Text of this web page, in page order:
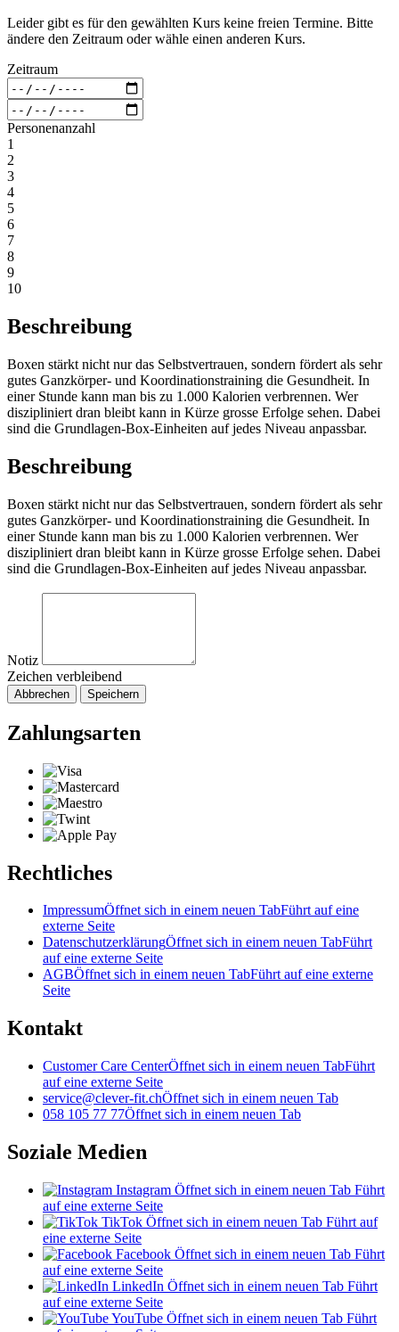
Leider gibt es für den gewählten Kurs keine freien Termine. Bitte
ändere den Zeitraum oder wähle einen anderen Kurs.
Zeitraum
Personenanzahl
1
2
3
4
5
6
7
8
9
10
Beschreibung
Boxen stärkt nicht nur das Selbstvertrauen, sondern fördert als sehr
gutes Ganzkörper- und Koordinationstraining die Gesundheit. In
einer Stunde kann man bis zu 1.000 Kalorien verbrennen. Wer
diszipliniert dran bleibt kann in Kürze grosse Erfolge sehen. Dabei
sind die Grundlagen-Box-Einheiten auf jedes Niveau anpassbar.
Beschreibung
Boxen stärkt nicht nur das Selbstvertrauen, sondern fördert als sehr
gutes Ganzkörper- und Koordinationstraining die Gesundheit. In
einer Stunde kann man bis zu 1.000 Kalorien verbrennen. Wer
diszipliniert dran bleibt kann in Kürze grosse Erfolge sehen. Dabei
sind die Grundlagen-Box-Einheiten auf jedes Niveau anpassbar.
Notiz
Zeichen verbleibend
Abbrechen Speichern
Zahlungsarten
Rechtliches
ImpressumÖffnet sich in einem neuen TabFührt auf eine
externe Seite
DatenschutzerklärungÖffnet sich in einem neuen TabFührt
auf eine externe Seite
AGBÖffnet sich in einem neuen TabFührt auf eine externe
Seite
Kontakt
Customer Care CenterÖffnet sich in einem neuen TabFührt
auf eine externe Seite
service@clever-fit.chÖffnet sich in einem neuen Tab
058 105 77 77Öffnet sich in einem neuen Tab
Soziale Medien
Instagram Öffnet sich in einem neuen Tab Führt
auf eine externe Seite
TikTok Öffnet sich in einem neuen Tab Führt auf
eine externe Seite
Facebook Öffnet sich in einem neuen Tab Führt
auf eine externe Seite
LinkedIn Öffnet sich in einem neuen Tab Führt
auf eine externe Seite
YouTube Öffnet sich in einem neuen Tab Führt